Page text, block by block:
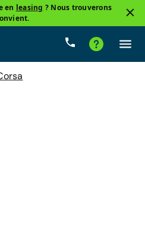
en leasing ? Nous trouverons